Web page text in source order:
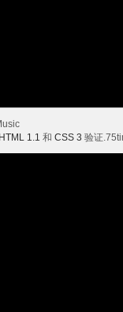
1.1 和 CSS 3 验证.